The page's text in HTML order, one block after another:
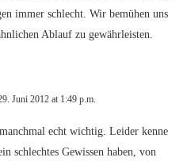
immer schlecht. Wir bemühen uns
Ablauf zu gewährleisten.
Juni 2012 at 1:49 p.m.
echt wichtig. Leider kenne
schlechtes Gewissen haben, von